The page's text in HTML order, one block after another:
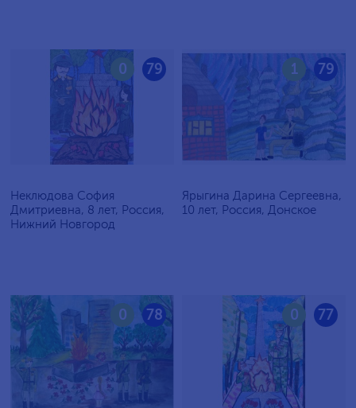
79
0
Неклюдова София
Дмитриевна, 8 лет, Россия,
Нижний Новгород
79
1
Ярыгина Дарина Сергеевна,
10 лет, Россия, Донское
78
0 77
0